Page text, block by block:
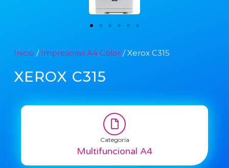
Inicio / Impresoras A4 Color / Xerox C315
XEROX C315
Categoría
Multifuncional A4